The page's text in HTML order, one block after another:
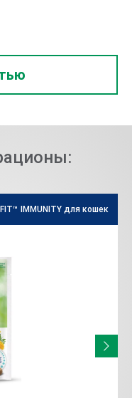
IMMUNITY для кошек